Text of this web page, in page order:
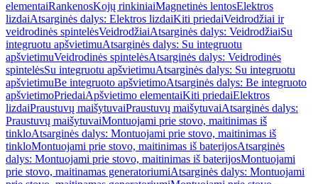
elementaiRankenosKojų rinkiniaiMagnetinės lentosElektros
lizdaiAtsarginės dalys: Elektros lizdaiKiti priedaiVeidrodžiai ir
veidrodinės spintelėsVeidrodžiaiAtsarginės dalys: VeidrodžiaiSu
integruotu apšvietimuAtsarginės dalys: Su integruotu
apšvietimuVeidrodinės spintelėsAtsarginės dalys: Veidrodinės
spintelėsSu integruotu apšvietimuAtsarginės dalys: Su integruotu
apšvietimuBe integruoto apšvietimoAtsarginės dalys: Be integruoto
apšvietimoPriedaiApšvietimo elementaiKiti priedaiElektros
lizdaiPraustuvų maišytuvaiPraustuvų maišytuvaiAtsarginės dalys:
Praustuvų maišytuvaiMontuojami prie stovo, maitinimas iš
tinkloAtsarginės dalys: Montuojami prie stovo, maitinimas iš
tinkloMontuojami prie stovo, maitinimas iš baterijosAtsarginės
dalys: Montuojami prie stovo, maitinimas iš baterijosMontuojami
prie stovo, maitinamas generatoriumiAtsarginės dalys: Montuojami